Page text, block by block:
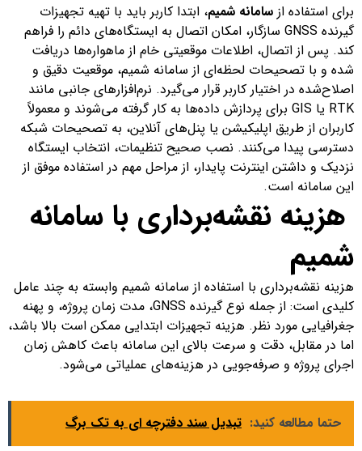
برای استفاده از سامانه شمیم، ابتدا کاربر باید با تهیه تجهیزات
گیرنده GNSS سازگار، امکان اتصال به ایستگاه‌های دائم را فراهم
کند. پس از اتصال، اطلاعات موقعیتی خام از ماهواره‌ها دریافت
شده و با تصحیحات لحظه‌ای از سامانه شمیم، موقعیت دقیق و
اصلاح‌شده در اختیار کاربر قرار می‌گیرد. نرم‌افزارهای جانبی مانند
RTK یا GIS برای پردازش داده‌ها به کار گرفته می‌شوند و معمولاً
کاربران از طریق اپلیکیشن یا پنل‌های آنلاین، به تصحیحات شبکه
دسترسی پیدا می‌کنند. نصب صحیح تنظیمات، انتخاب ایستگاه
نزدیک و داشتن اینترنت پایدار، از مراحل مهم در استفاده موفق از
این سامانه است.
هزینه نقشه‌برداری با سامانه
شمیم
هزینه نقشه‌برداری با استفاده از سامانه شمیم وابسته به چند عامل
کلیدی است: از جمله نوع گیرنده GNSS، مدت زمان پروژه، و پهنه
جغرافیایی مورد نظر. هزینه تجهیزات ابتدایی ممکن است بالا باشد،
اما در مقابل، دقت و سرعت بالای این سامانه باعث کاهش زمان
اجرای پروژه و صرفه‌جویی در هزینه‌های عملیاتی می‌شود.
حتما مطالعه کنید: تبدیل سند دفترچه ای به تک برگ